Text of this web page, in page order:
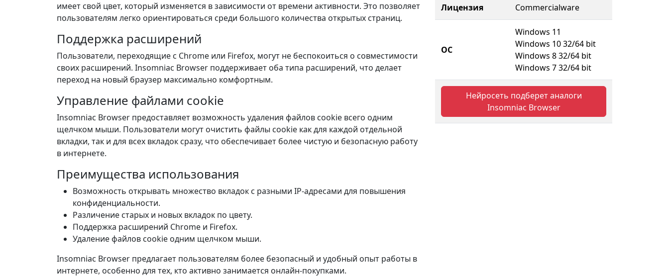
имеет свой цвет, который изменяется в зависимости от времени активности. Это позволяет
пользователям легко ориентироваться среди большого количества открытых страниц.
Поддержка расширений
Пользователи, переходящие с Chrome или Firefox, могут не беспокоиться о совместимости
своих расширений. Insomniac Browser поддерживает оба типа расширений, что делает
переход на новый браузер максимально комфортным.
Управление файлами cookie
Insomniac Browser предоставляет возможность удаления файлов cookie всего одним
щелчком мыши. Пользователи могут очистить файлы cookie как для каждой отдельной
вкладки, так и для всех вкладок сразу, что обеспечивает более чистую и безопасную работу
в интернете.
Преимущества использования
Возможность открывать множество вкладок с разными IP-адресами для повышения
конфиденциальности.
Различение старых и новых вкладок по цвету.
Поддержка расширений Chrome и Firefox.
Удаление файлов cookie одним щелчком мыши.
Insomniac Browser предлагает пользователям более безопасный и удобный опыт работы в
интернете, особенно для тех, кто активно занимается онлайн-покупками.
Лицензия Commercialware
ОС
Windows 11
Windows 10 32/64 bit
Windows 8 32/64 bit
Windows 7 32/64 bit
Нейросеть подберет аналоги
Insomniac Browser